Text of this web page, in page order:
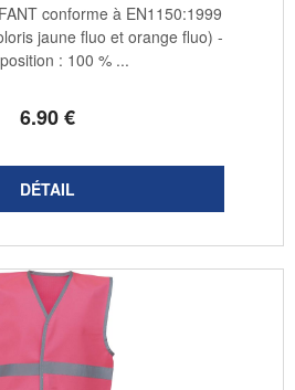
6.90€
conforme à EN1150:1999
jaune fluo et orange fluo) -
: 100 % ...